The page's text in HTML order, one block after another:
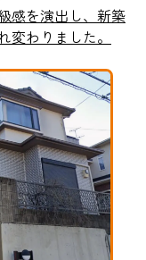
感を演出し、新築
わりました。